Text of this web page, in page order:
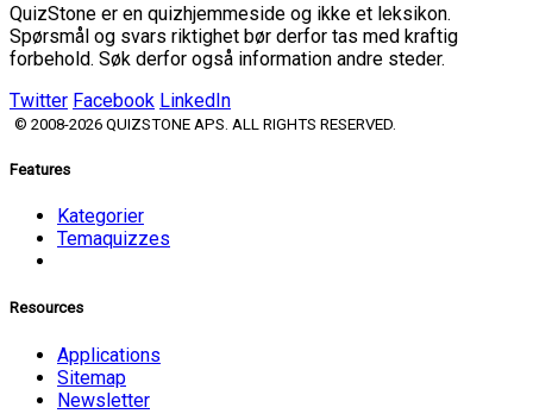
QuizStone er en quizhjemmeside og ikke et leksikon.
Spørsmål og svars riktighet bør derfor tas med kraftig
forbehold. Søk derfor også information andre steder.
Twitter Facebook LinkedIn
© 2008-2026 QUIZSTONE APS. ALL RIGHTS RESERVED.
Features
Kategorier
Temaquizzes
Resources
Applications
Sitemap
Newsletter